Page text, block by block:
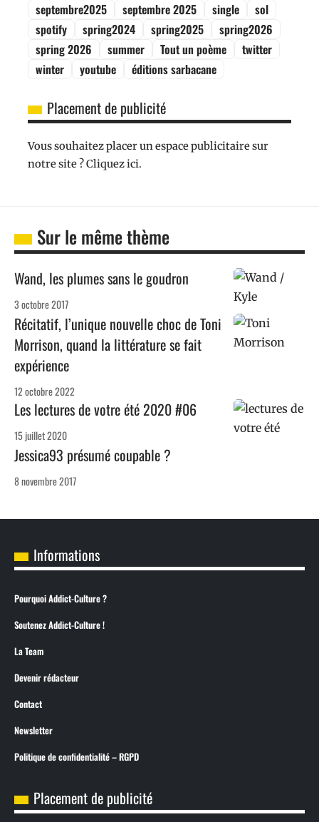
septembre2025
septembre 2025 single
sol
spotify
spring2024 spring2025
spring2026
spring 2026
summer Tout un poème
twitter
winter
youtube éditions sarbacane
Placement de publicité
Vous souhaitez placer un espace publicitaire sur
notre site ? Cliquez ici.
Sur le même thème
Wand, les plumes sans le goudron
3 octobre 2017
Récitatif, l’unique nouvelle choc de Toni
Morrison, quand la littérature se fait
expérience
12 octobre 2022
Les lectures de votre été 2020 #06
15 juillet 2020
Jessica93 présumé coupable ?
8 novembre 2017
Informations
Pourquoi Addict-Culture ?
Soutenez Addict-Culture !
La Team
Devenir rédacteur
Contact
Newsletter
Politique de confidentialité – RGPD
Placement de publicité